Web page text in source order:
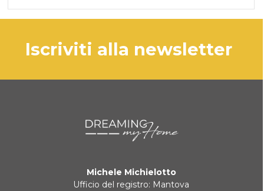
iscriviti alla newsletter
Michele Michielotto
Ufficio del registro: Mantova